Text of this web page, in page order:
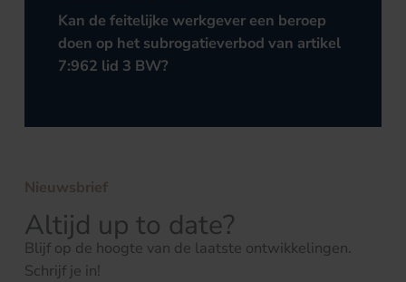
Kan de feitelijke werkgever een beroep
doen op het subrogatieverbod van artikel
7:962 lid 3 BW?
Nieuwsbrief
Altijd up to date?
Blijf op de hoogte van de laatste ontwikkelingen.
Schrijf je in!